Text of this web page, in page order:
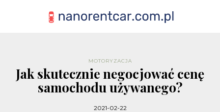
MOTORYZACJA
Jak skutecznie negocjować cenę
samochodu używanego?
2021-02-22